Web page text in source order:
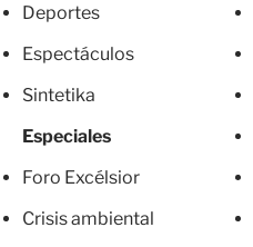
Deportes
Espectáculos
Sintetika
Especiales
Foro Excélsior
Crisis ambiental